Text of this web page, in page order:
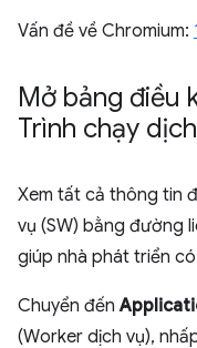
Vấn đề về Chromium:
Mở bảng điều
Trình chạy
Xem tất cả thông tin
vụ (SW) bằng đường
giúp nhà phát triển
Chuyển đến
(Worker dịch vụ),